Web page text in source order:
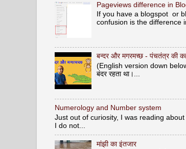
Pageviews difference in
If you have a blogspot or
confusion is the difference
बन्दर और मगरमच्छ - पंचतंत्र की
(English version down
बंदर रहता था।...
Numerology and Number system
Just out of curiosity, I was reading
I do not...
मांझी का इंतजार